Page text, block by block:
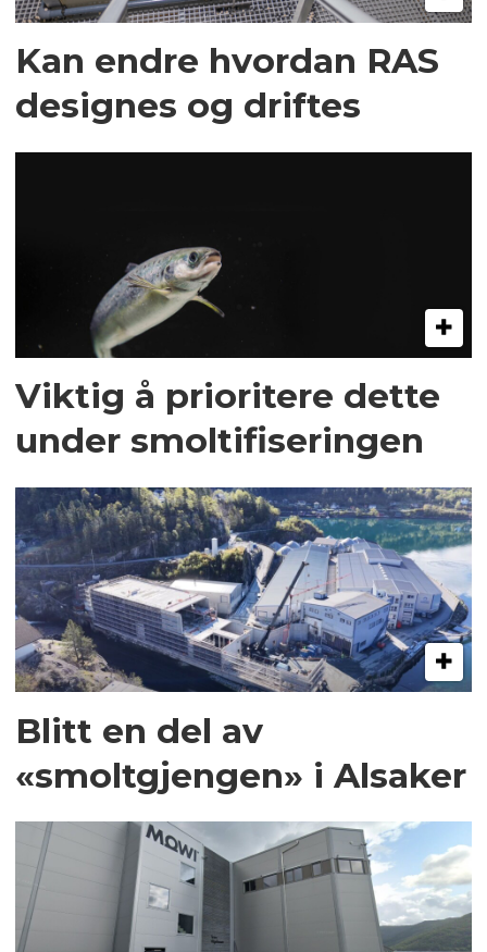
Kan endre hvordan RAS
designes og driftes
Viktig å prioritere dette
under smoltifiseringen
Blitt en del av
«smoltgjengen» i Alsaker